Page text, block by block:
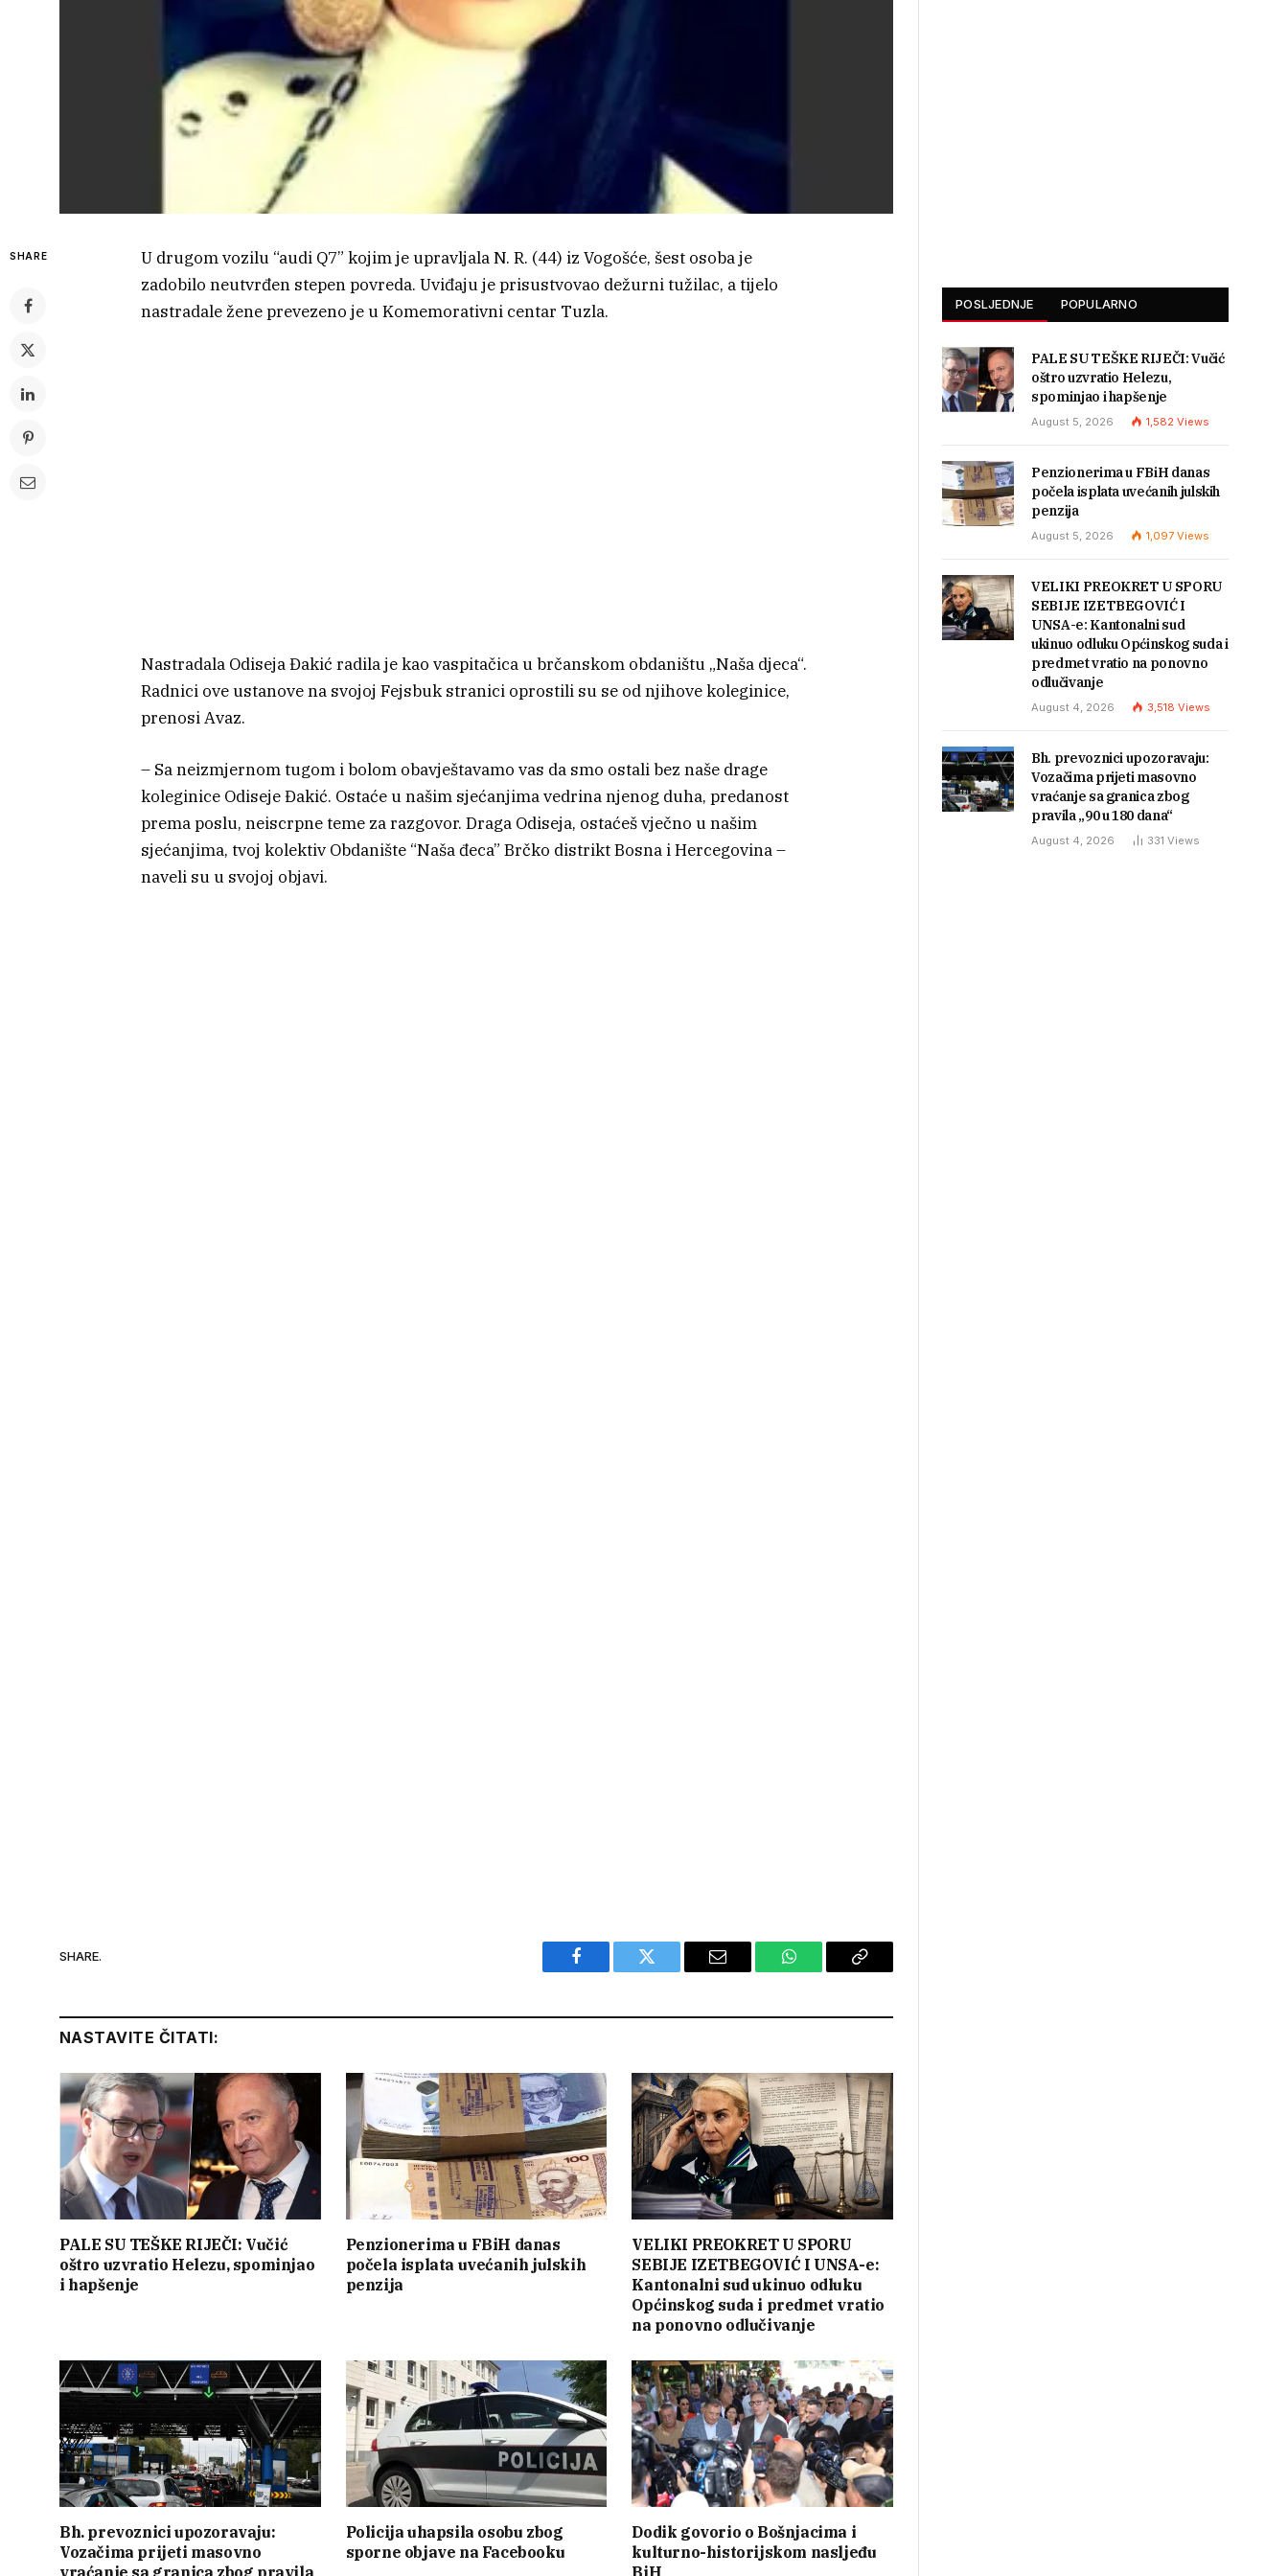
SHARE
U drugom vozilu “audi Q7” kojim je upravljala N. R. (44) iz Vogošće, šest osoba je
zadobilo neutvrđen stepen povreda. Uviđaju je prisustvovao dežurni tužilac, a tijelo
nastradale žene prevezeno je u Komemorativni centar Tuzla.
Nastradala Odiseja Đakić radila je kao vaspitačica u brčanskom obdaništu „Naša djeca“.
Radnici ove ustanove na svojoj Fejsbuk stranici oprostili su se od njihove koleginice,
prenosi Avaz.
– Sa neizmjernom tugom i bolom obavještavamo vas da smo ostali bez naše drage
koleginice Odiseje Đakić. Ostaće u našim sjećanjima vedrina njenog duha, predanost
prema poslu, neiscrpne teme za razgovor. Draga Odiseja, ostaćeš vječno u našim
sjećanjima, tvoj kolektiv Obdanište “Naša đeca” Brčko distrikt Bosna i Hercegovina –
naveli su u svojoj objavi.
SHARE.
Facebook Twitter Email WhatsAppCopy
NASTAVITE ČITATI:
PALE SU TEŠKE RIJEČI: Vučić
oštro uzvratio Helezu, spominjao
i hapšenje
Penzionerima u FBiH danas
počela isplata uvećanih julskih
penzija
VELIKI PREOKRET U SPORU
SEBIJE IZETBEGOVIĆ I UNSA-e:
Kantonalni sud ukinuo odluku
Općinskog suda i predmet vratio
na ponovno odlučivanje
Bh. prevoznici upozoravaju:
Vozačima prijeti masovno
Policija uhapsila osobu zbog
sporne objave na Facebooku
Dodik govorio o Bošnjacima i
kulturno-historijskom nasljeđu
POSLJEDNJE POPULARNO
PALE SU TEŠKE RIJEČI: Vučić
oštro uzvratio Helezu,
spominjao i hapšenje
August 5, 2026 1,582 Views
Penzionerima u FBiH danas
počela isplata uvećanih julskih
penzija
August 5, 2026 1,097 Views
VELIKI PREOKRET U SPORU
SEBIJE IZETBEGOVIĆ I
UNSA-e: Kantonalni sud
ukinuo odluku Općinskog suda i
predmet vratio na ponovno
odlučivanje
August 4, 2026 3,518 Views
Bh. prevoznici upozoravaju:
Vozačima prijeti masovno
vraćanje sa granica zbog
pravila „90 u 180 dana“
August 4, 2026 331 Views